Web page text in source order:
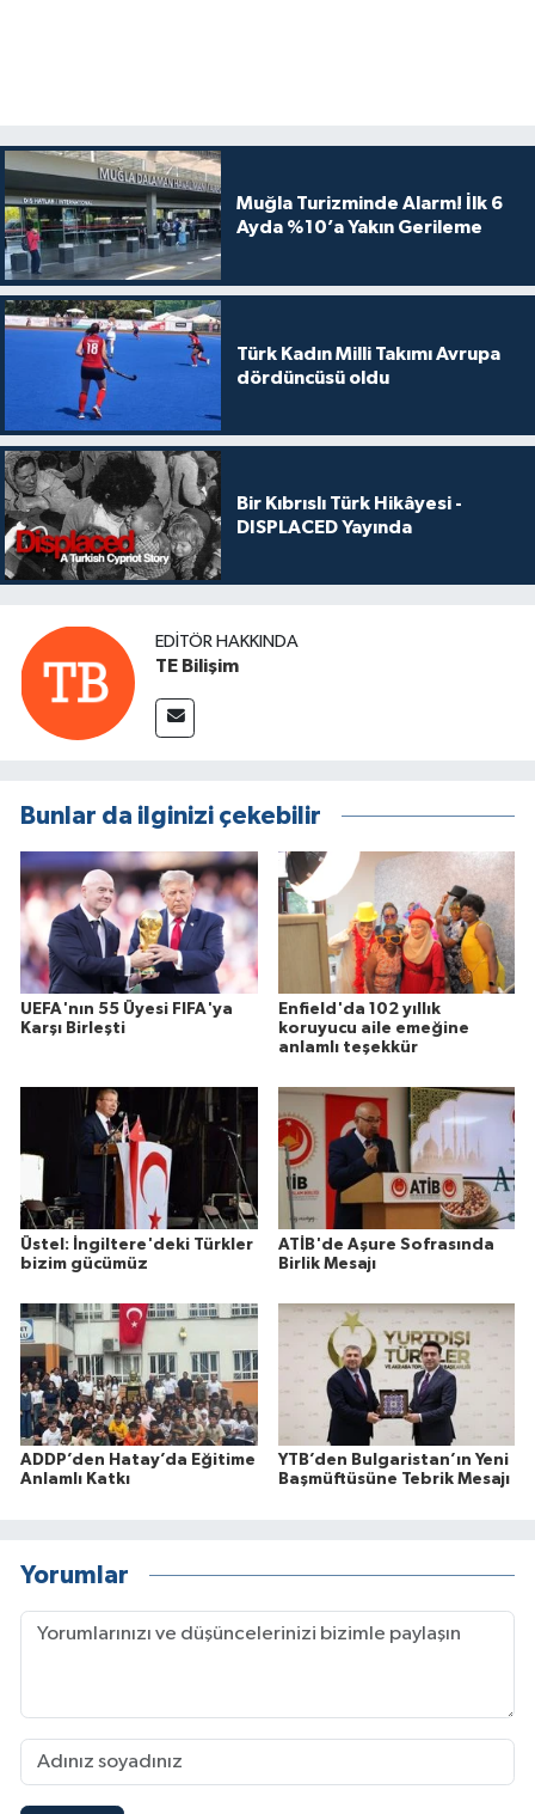
Muğla Turizminde Alarm! İlk 6
Ayda %10’a Yakın Gerileme
Türk Kadın Milli Takımı Avrupa
dördüncüsü oldu
Bir Kıbrıslı Türk Hikâyesi -
DISPLACED Yayında
EDITÖR HAKKINDA
TE Bilişim
Bunlar da ilginizi çekebilir
UEFA'nın 55 Üyesi FIFA'ya
Karşı Birleşti
Enfield'da 102 yıllık
koruyucu aile emeğine
anlamlı teşekkür
Üstel: İngiltere'deki Türkler
bizim gücümüz
ATİB'de Aşure Sofrasında
Birlik Mesajı
ADDP’den Hatay’da Eğitime
Anlamlı Katkı
YTB’den Bulgaristan’ın Yeni
Başmüftüsüne Tebrik Mesajı
Yorumlar